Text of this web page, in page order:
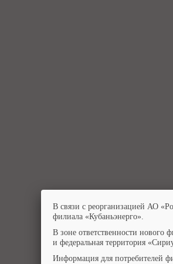
В связи с реорганизацией АО
филиала «Кубаньэнерго».
В зоне ответственности нового
и федеральная территория
Информация для потребителей